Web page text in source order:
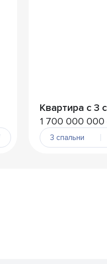
Квартира с 3
1 700 000 000
3 спальни